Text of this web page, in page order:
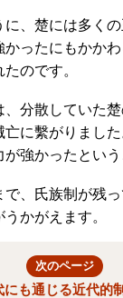
に、楚には多く
かったにもかか
のです。
、分散していた
に繫がりまし
強かったという
、氏族制が残っ
かがえます。
次のページ
にも通じる近代的